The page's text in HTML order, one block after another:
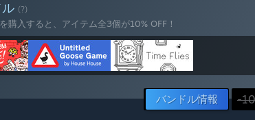
(?)
購入すると、アイテム全3個が10% OFF！
バンドル情報 -